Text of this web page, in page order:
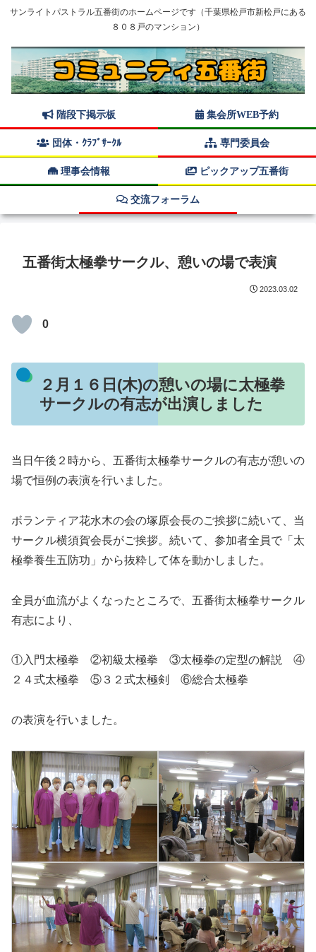
サンライトパストラル五番街のホームページです（千葉県松戸市新松戸にある
８０８戸のマンション）
階段下掲示板 集会所WEB予約
団体・ｸﾗﾌﾞｻｰｸﾙ 専門委員会
理事会情報 ピックアップ五番街
交流フォーラム
五番街太極拳サークル、憩いの場で表演
2023.03.02
0
２月１６日(木)の憩いの場に太極拳
サークルの有志が出演しました
当日午後２時から、五番街太極拳サークルの有志が憩いの
場で恒例の表演を行いました。
ボランティア花水木の会の塚原会長のご挨拶に続いて、当
サークル横須賀会長がご挨拶。続いて、参加者全員で「太
極拳養生五防功」から抜粋して体を動かしました。
全員が血流がよくなったところで、五番街太極拳サークル
有志により、
①入門太極拳 ②初級太極拳 ③太極拳の定型の解説 ④
２４式太極拳 ⑤３２式太極剣 ⑥総合太極拳
の表演を行いました。